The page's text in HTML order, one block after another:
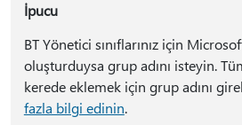
İpucu
BT Yönetici sınıflarınız için
oluşturduysa grup adını isteyin.
kerede eklemek için grup adını
fazla bilgi edinin.